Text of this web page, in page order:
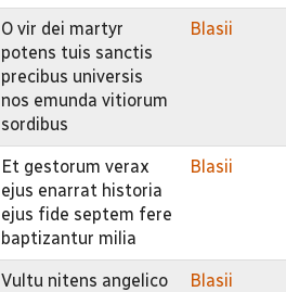
O vir dei martyr
potens tuis sanctis
precibus universis
nos emunda vitiorum
sordibus
Blasii
Et gestorum verax
ejus enarrat historia
ejus fide septem fere
baptizantur milia
Blasii
Vultu nitens angelico
Blasii